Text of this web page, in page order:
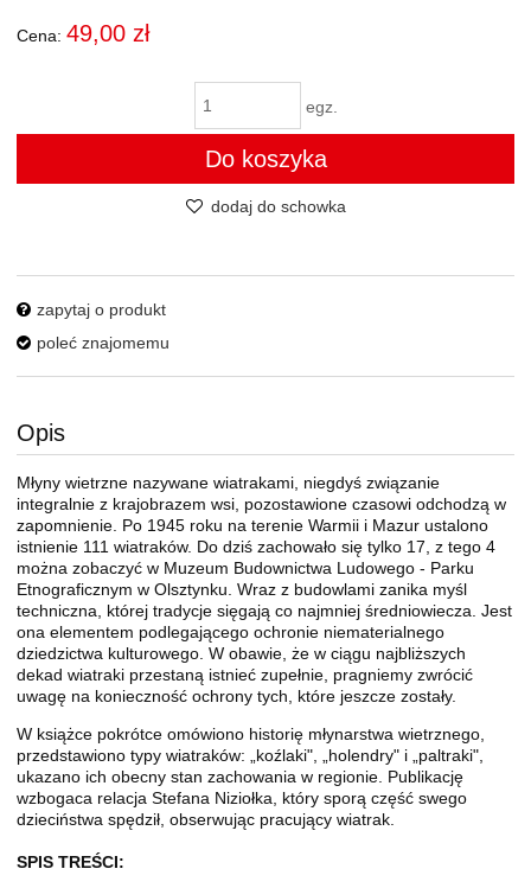
Cena: 49,00 zł
egz.
Do koszyka
dodaj do schowka
zapytaj o produkt
poleć znajomemu
Opis
Młyny wietrzne nazywane wiatrakami, niegdyś związanie
integralnie z krajobrazem wsi, pozostawione czasowi odchodzą w
zapomnienie. Po 1945 roku na terenie Warmii i Mazur ustalono
istnienie 111 wiatraków. Do dziś zachowało się tylko 17, z tego 4
można zobaczyć w Muzeum Budownictwa Ludowego - Parku
Etnograficznym w Olsztynku. Wraz z budowlami zanika myśl
techniczna, której tradycje sięgają co najmniej średniowiecza. Jest
ona elementem podlegającego ochronie niematerialnego
dziedzictwa kulturowego. W obawie, że w ciągu najbliższych
dekad wiatraki przestaną istnieć zupełnie, pragniemy zwrócić
uwagę na konieczność ochrony tych, które jeszcze zostały.
W książce pokrótce omówiono historię młynarstwa wietrznego,
przedstawiono typy wiatraków: „koźlaki", „holendry" i „paltraki",
ukazano ich obecny stan zachowania w regionie. Publikację
wzbogaca relacja Stefana Niziołka, który sporą część swego
dzieciństwa spędził, obserwując pracujący wiatrak.
SPIS TREŚCI: